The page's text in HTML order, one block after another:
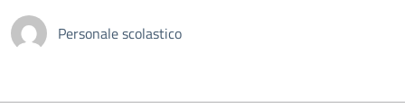
Personale scolastico